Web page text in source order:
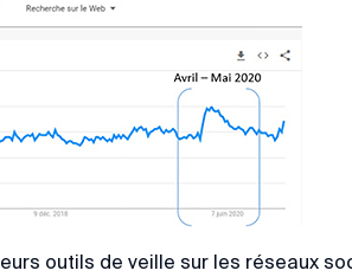
outils de veille sur les réseaux